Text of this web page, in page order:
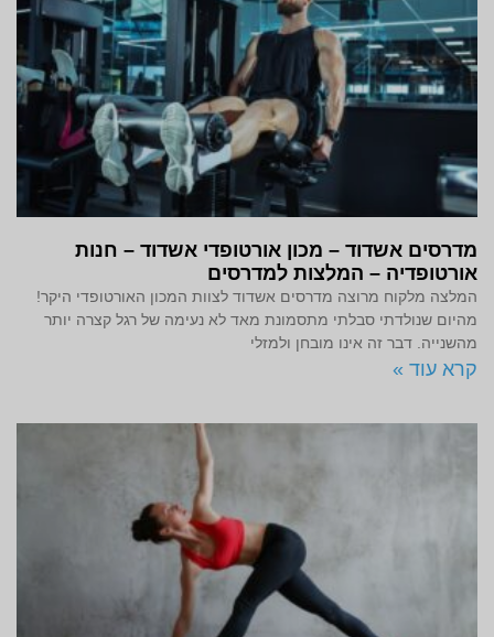
מדרסים אשדוד – מכון אורטופדי אשדוד – חנות
אורטופדיה – המלצות למדרסים
המלצה מלקוח מרוצה מדרסים אשדוד לצוות המכון האורטופדי היקר!
מהיום שנולדתי סבלתי מתסמונת מאד לא נעימה של רגל קצרה יותר
מהשנייה. דבר זה אינו מובחן ולמזלי
קרא עוד »